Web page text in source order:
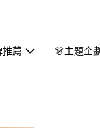
推薦 👗主題企劃